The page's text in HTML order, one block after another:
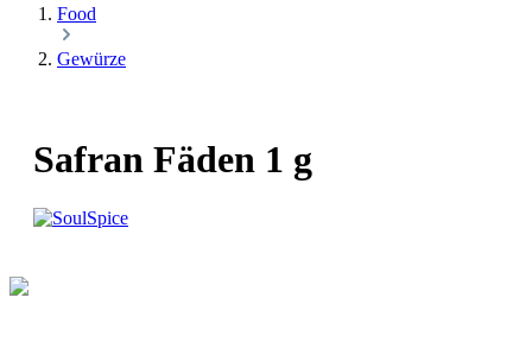
Food
Gewürze
Safran Fäden 1 g